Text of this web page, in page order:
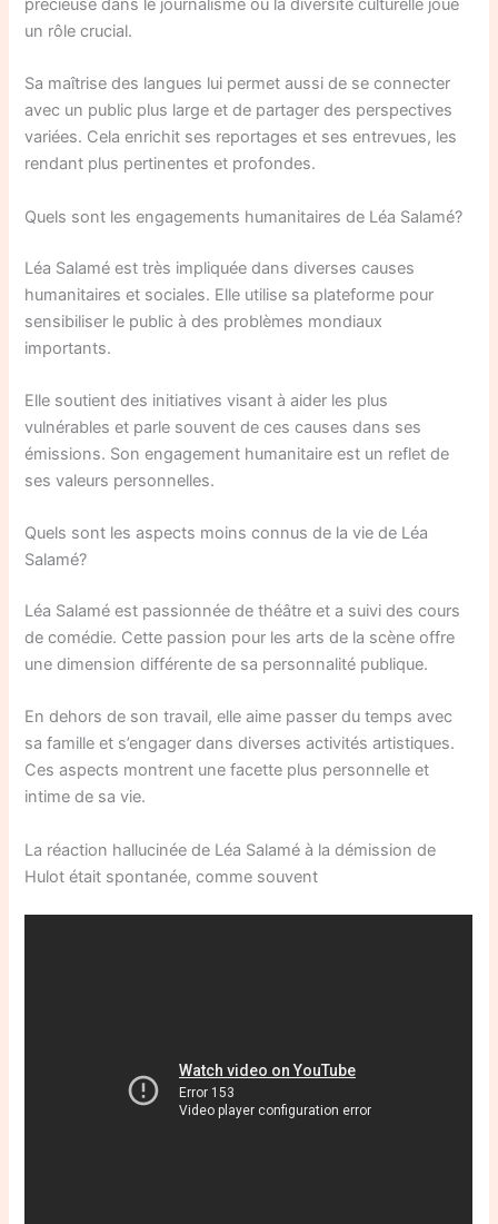
précieuse dans le journalisme où la diversité culturelle joue
un rôle crucial.
Sa maîtrise des langues lui permet aussi de se connecter
avec un public plus large et de partager des perspectives
variées. Cela enrichit ses reportages et ses entrevues, les
rendant plus pertinentes et profondes.
Quels sont les engagements humanitaires de Léa Salamé?
Léa Salamé est très impliquée dans diverses causes
humanitaires et sociales. Elle utilise sa plateforme pour
sensibiliser le public à des problèmes mondiaux
importants.
Elle soutient des initiatives visant à aider les plus
vulnérables et parle souvent de ces causes dans ses
émissions. Son engagement humanitaire est un reflet de
ses valeurs personnelles.
Quels sont les aspects moins connus de la vie de Léa
Salamé?
Léa Salamé est passionnée de théâtre et a suivi des cours
de comédie. Cette passion pour les arts de la scène offre
une dimension différente de sa personnalité publique.
En dehors de son travail, elle aime passer du temps avec
sa famille et s’engager dans diverses activités artistiques.
Ces aspects montrent une facette plus personnelle et
intime de sa vie.
La réaction hallucinée de Léa Salamé à la démission de
Hulot était spontanée, comme souvent